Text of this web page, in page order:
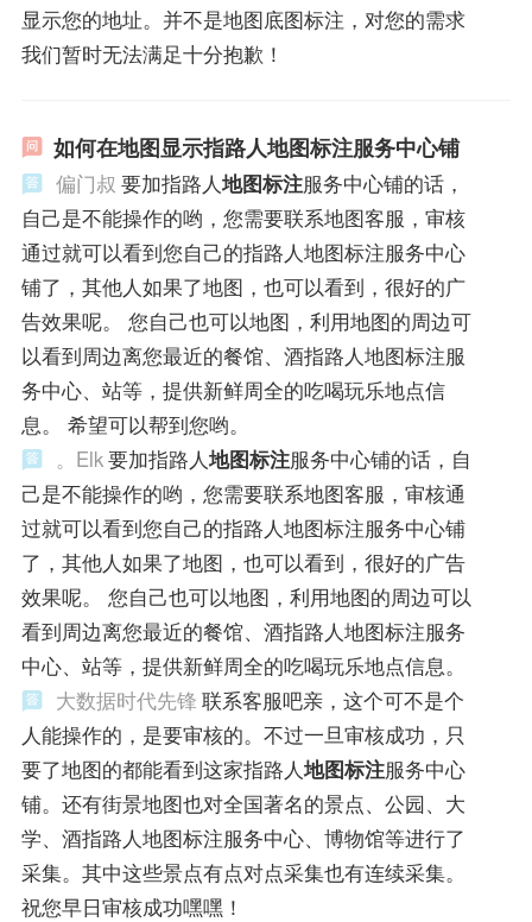
显示您的地址。并不是地图底图标注，对您的需求
我们暂时无法满足十分抱歉！
如何在地图显示指路人地图标注服务中心铺
偏门叔 要加指路人地图标注服务中心铺的话，
自己是不能操作的哟，您需要联系地图客服，审核
通过就可以看到您自己的指路人地图标注服务中心
铺了，其他人如果了地图，也可以看到，很好的广
告效果呢。 您自己也可以地图，利用地图的周边可
以看到周边离您最近的餐馆、酒指路人地图标注服
务中心、站等，提供新鲜周全的吃喝玩乐地点信
息。 希望可以帮到您哟。
。Elk要加指路人地图标注服务中心铺的话，自
己是不能操作的哟，您需要联系地图客服，审核通
过就可以看到您自己的指路人地图标注服务中心铺
了，其他人如果了地图，也可以看到，很好的广告
效果呢。 您自己也可以地图，利用地图的周边可以
看到周边离您最近的餐馆、酒指路人地图标注服务
中心、站等，提供新鲜周全的吃喝玩乐地点信息。
大数据时代先锋 联系客服吧亲，这个可不是个
人能操作的，是要审核的。不过一旦审核成功，只
要了地图的都能看到这家指路人地图标注服务中心
铺。还有街景地图也对全国著名的景点、公园、大
学、酒指路人地图标注服务中心、博物馆等进行了
采集。其中这些景点有点对点采集也有连续采集。
祝您早日审核成功嘿嘿！